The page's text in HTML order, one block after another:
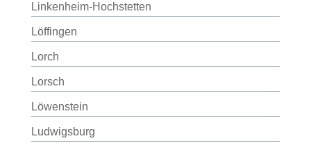
Linkenheim-Hochstetten
Löffingen
Lorch
Lorsch
Löwenstein
Ludwigsburg